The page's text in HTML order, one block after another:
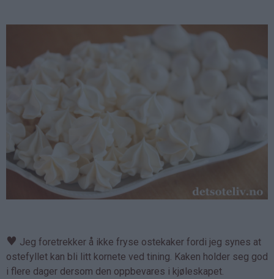
♥ Jeg foretrekker å ikke fryse ostekaker fordi jeg synes at
ostefyllet kan bli litt kornete ved tining. Kaken holder seg god
i flere dager dersom den oppbevares i kjøleskapet.